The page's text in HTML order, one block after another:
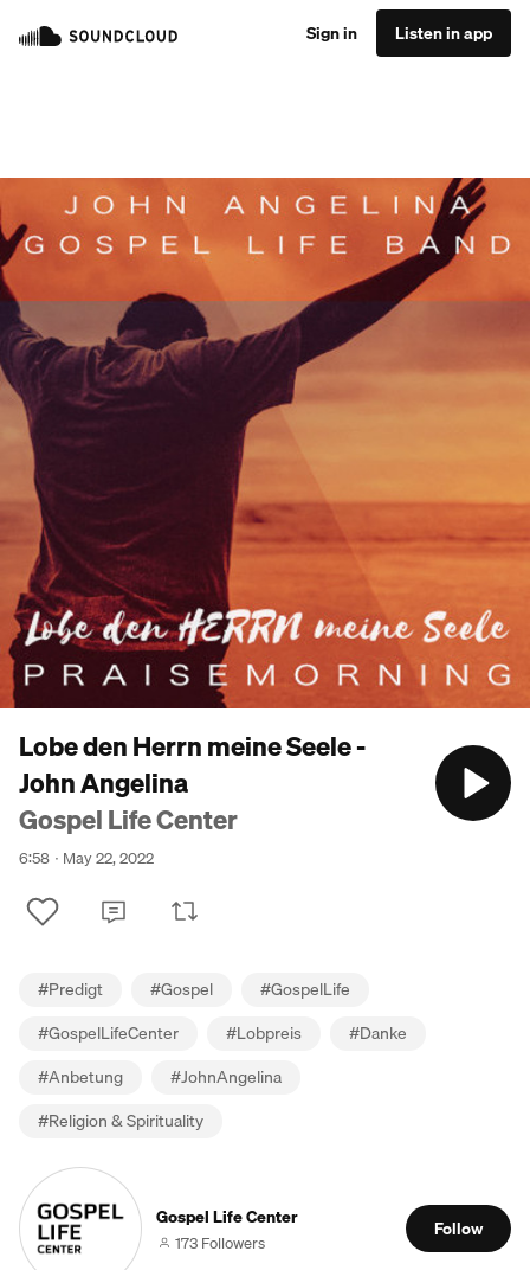
Sign in Listen in app
Lobe den Herrn meine Seele -
John Angelina
Gospel Life Center
6:58 May 22, 2022
#Predigt #Gospel #GospelLife
#GospelLifeCenter #Lobpreis #Danke
#Anbetung #JohnAngelina
#Religion & Spirituality
Gospel Life Center
173 Followers
Follow